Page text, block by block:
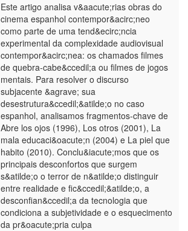
Este artigo analisa v&aacute;rias obras do
cinema espanhol contempor&acirc;neo
como parte de uma tend&ecirc;ncia
experimental da complexidade audiovisual
contempor&acirc;nea: os chamados filmes
de quebra-cabe&ccedil;a ou filmes de jogos
mentais. Para resolver o discurso
subjacente &agrave; sua
desestrutura&ccedil;&atilde;o no caso
espanhol, analisamos fragmentos-chave de
Abre los ojos (1996), Los otros (2001), La
mala educaci&oacute;n (2004) e La piel que
habito (2010). Conclu&iacute;mos que os
principais desconfortos que surgem
s&atilde;o o terror de n&atilde;o distinguir
entre realidade e fic&ccedil;&atilde;o, a
desconfian&ccedil;a da tecnologia que
condiciona a subjetividade e o esquecimento
da pr&oacute;pria culpa